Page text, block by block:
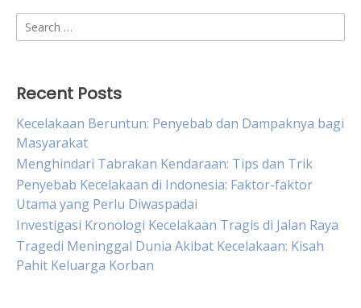
Search
for:
Recent Posts
Kecelakaan Beruntun: Penyebab dan Dampaknya bagi
Masyarakat
Menghindari Tabrakan Kendaraan: Tips dan Trik
Penyebab Kecelakaan di Indonesia: Faktor-faktor
Utama yang Perlu Diwaspadai
Investigasi Kronologi Kecelakaan Tragis di Jalan Raya
Tragedi Meninggal Dunia Akibat Kecelakaan: Kisah
Pahit Keluarga Korban